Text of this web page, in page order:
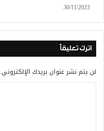
30/11/2023
اترك تعليقاً
لن يتم نشر عنوان بريدك الإلكتروني.